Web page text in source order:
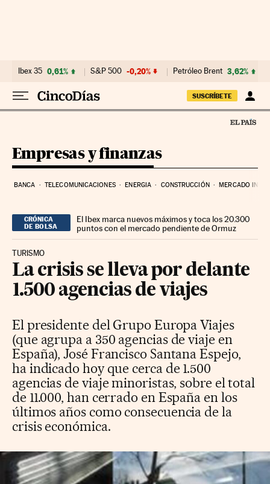
Ibex 35 0,61% S&P 500 -0,20% Petróleo Brent 3,62%
SUSCRÍBETE
Empresas y finanzas
BANCA TELECOMUNICACIONES ENERGIA CONSTRUCCIÓN MERCADO
CRÓNICA
DE BOLSA
El Ibex marca nuevos máximos y toca los 20.300
puntos con el mercado pendiente de Ormuz
TURISMO
La crisis se lleva por delante
1.500 agencias de viajes
El presidente del Grupo Europa Viajes
(que agrupa a 350 agencias de viaje en
España), José Francisco Santana Espejo,
ha indicado hoy que cerca de 1.500
agencias de viaje minoristas, sobre el total
de 11.000, han cerrado en España en los
últimos años como consecuencia de la
crisis económica.